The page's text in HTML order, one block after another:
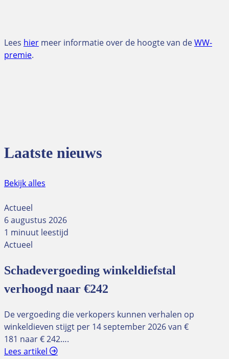
Lees hier meer informatie over de hoogte van deWW-
premie.
Laatste nieuws
Bekijk alles
Actueel
6 augustus 2026
1 minuut leestijd
Actueel
Schadevergoeding winkeldiefstal
verhoogd naar €242
De vergoeding die verkopers kunnen verhalen op
winkeldieven stijgt per 14 september 2026 van €
181 naar € 242….
Lees artikel